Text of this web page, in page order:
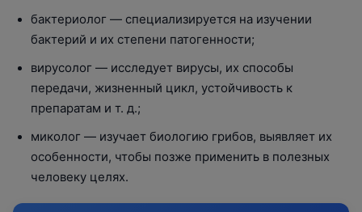
бактериолог — специализируется на изучении
бактерий и их степени патогенности;
вирусолог — исследует вирусы, их способы
передачи, жизненный цикл, устойчивость к
препаратам и т. д.;
миколог — изучает биологию грибов, выявляет их
особенности, чтобы позже применить в полезных
человеку целях.